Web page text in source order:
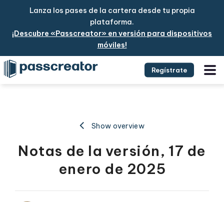
Lanza los pases de la cartera desde tu propia
plataforma.
¡Descubre «Passcreator» en versión para dispositivos
móviles!
Regístrate
Show overview
Notas de la versión, 17 de
enero de 2025